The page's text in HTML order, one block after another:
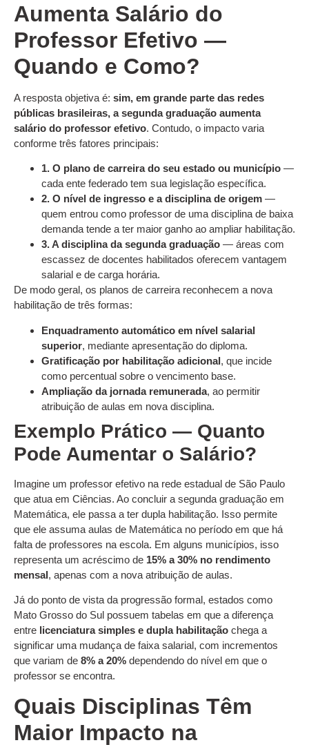
Aumenta Salário do
Professor Efetivo —
Quando e Como?
A resposta objetiva é: sim, em grande parte das redes
públicas brasileiras, a segunda graduação aumenta
salário do professor efetivo. Contudo, o impacto varia
conforme três fatores principais:
1. O plano de carreira do seu estado ou município —
cada ente federado tem sua legislação específica.
2. O nível de ingresso e a disciplina de origem —
quem entrou como professor de uma disciplina de baixa
demanda tende a ter maior ganho ao ampliar habilitação.
3. A disciplina da segunda graduação — áreas com
escassez de docentes habilitados oferecem vantagem
salarial e de carga horária.
De modo geral, os planos de carreira reconhecem a nova
habilitação de três formas:
Enquadramento automático em nível salarial
superior, mediante apresentação do diploma.
Gratificação por habilitação adicional, que incide
como percentual sobre o vencimento base.
Ampliação da jornada remunerada, ao permitir
atribuição de aulas em nova disciplina.
Exemplo Prático — Quanto
Pode Aumentar o Salário?
Imagine um professor efetivo na rede estadual de São Paulo
que atua em Ciências. Ao concluir a segunda graduação em
Matemática, ele passa a ter dupla habilitação. Isso permite
que ele assuma aulas de Matemática no período em que há
falta de professores na escola. Em alguns municípios, isso
representa um acréscimo de 15% a 30% no rendimento
mensal, apenas com a nova atribuição de aulas.
Já do ponto de vista da progressão formal, estados como
Mato Grosso do Sul possuem tabelas em que a diferença
entre licenciatura simples e dupla habilitação chega a
significar uma mudança de faixa salarial, com incrementos
que variam de 8% a 20% dependendo do nível em que o
professor se encontra.
Quais Disciplinas Têm
Maior Impacto na